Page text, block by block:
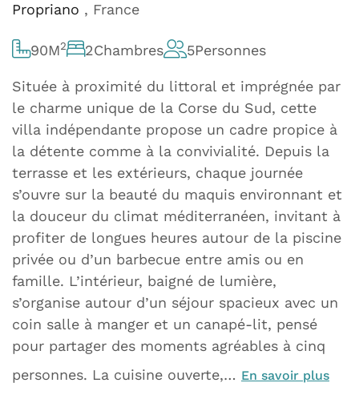
Propriano , France
90M2 2Chambres 5Personnes
Située à proximité du littoral et imprégnée par
le charme unique de la Corse du Sud, cette
villa indépendante propose un cadre propice à
la détente comme à la convivialité. Depuis la
terrasse et les extérieurs, chaque journée
s’ouvre sur la beauté du maquis environnant et
la douceur du climat méditerranéen, invitant à
profiter de longues heures autour de la piscine
privée ou d’un barbecue entre amis ou en
famille. L’intérieur, baigné de lumière,
s’organise autour d’un séjour spacieux avec un
coin salle à manger et un canapé-lit, pensé
pour partager des moments agréables à cinq
personnes. La cuisine ouverte,… En savoir plus